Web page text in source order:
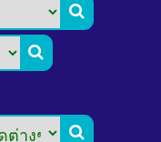


